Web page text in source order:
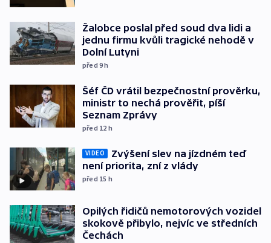
Žalobce poslal před soud dva lidi a
jednu firmu kvůli tragické nehodě v
Dolní Lutyni
před 9h
Šéf ČD vrátil bezpečnostní prověrku,
ministr to nechá prověřit, píší
Seznam Zprávy
před 12 h
VIDEO
Zvýšení slev na jízdném teď
není priorita, zní z vlády
před 15 h
Opilých řidičů nemotorových vozidel
skokově přibylo, nejvíc ve středních
Čechách